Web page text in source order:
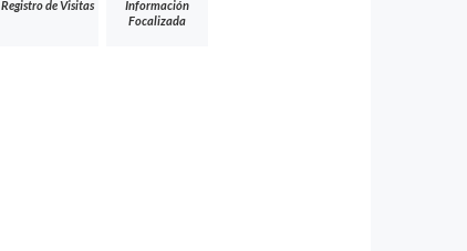
Registro de Visitas
Información
Focalizada